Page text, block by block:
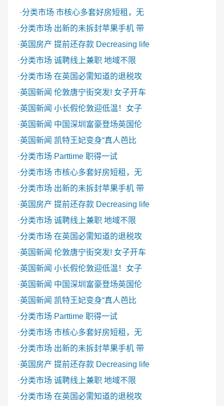
·分类市场 市核心多套好房短租，无
·分类市场 出新的未拆封苹果手机 带
·英国房产 提前还存款 Decreasing life
·分类市场 诚聘线上兼职 地域不限
·分类市场 在英国必需知道的退税攻
·英国新闻 伦敦唐宁街突发! 女子开车
·英国新闻 小长假伦敦迎低温！女子
·英国新闻 中国深圳富豪登场英国伦
·英国新闻 凯特王妃变身“真人芭比
·分类市场 Parttime 职得一试
·分类市场 市核心多套好房短租，无
·分类市场 出新的未拆封苹果手机 带
·英国房产 提前还存款 Decreasing life
·分类市场 诚聘线上兼职 地域不限
·分类市场 在英国必需知道的退税攻
·英国新闻 伦敦唐宁街突发! 女子开车
·英国新闻 小长假伦敦迎低温！女子
·英国新闻 中国深圳富豪登场英国伦
·英国新闻 凯特王妃变身“真人芭比
·分类市场 Parttime 职得一试
·分类市场 市核心多套好房短租，无
·分类市场 出新的未拆封苹果手机 带
·英国房产 提前还存款 Decreasing life
·分类市场 诚聘线上兼职 地域不限
·分类市场 在英国必需知道的退税攻